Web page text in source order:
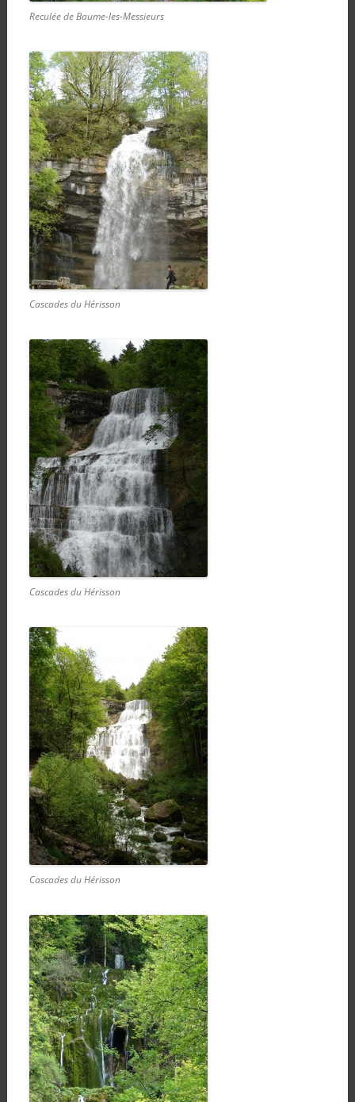
Reculée de Baume-les-Messieurs
Cascades du Hérisson
Cascades du Hérisson
Cascades du Hérisson